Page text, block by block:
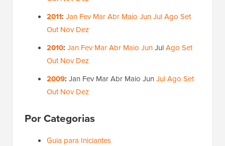
2011: Jan Fev MarAbr Maio JunJulAgo Set
Out Nov Dez
2010: Jan Fev MarAbr Maio JunJulAgo Set
Out Nov Dez
2009: Jan Fev MarAbr Maio Jun JulAgo Set
Out Nov Dez
Por Categorias
Guia para Iniciantes